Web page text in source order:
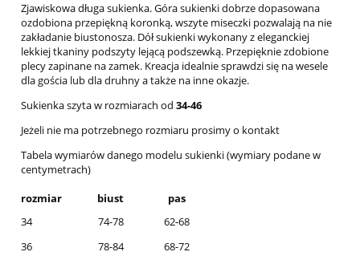
Zjawiskowa długa sukienka. Góra sukienki dobrze dopasowana
ozdobiona przepiękną koronką, wszyte miseczki pozwalają na nie
zakładanie biustonosza. Dół sukienki wykonany z eleganckiej
lekkiej tkaniny podszyty lejącą podszewką. Przepięknie zdobione
plecy zapinane na zamek. Kreacja idealnie sprawdzi się na wesele
dla gościa lub dla druhny a także na inne okazje.
Sukienka szyta w rozmiarach od 34-46
Jeżeli nie ma potrzebnego rozmiaru prosimy o kontakt
Tabela wymiarów danego modelu sukienki (wymiary podane w
centymetrach)
rozmiar
biust
pas
34
74-78
62-68
36
78-84
68-72